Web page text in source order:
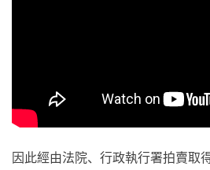
因此經由法院、行政執行署拍賣取